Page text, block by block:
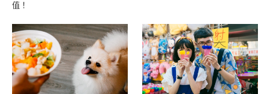
值！